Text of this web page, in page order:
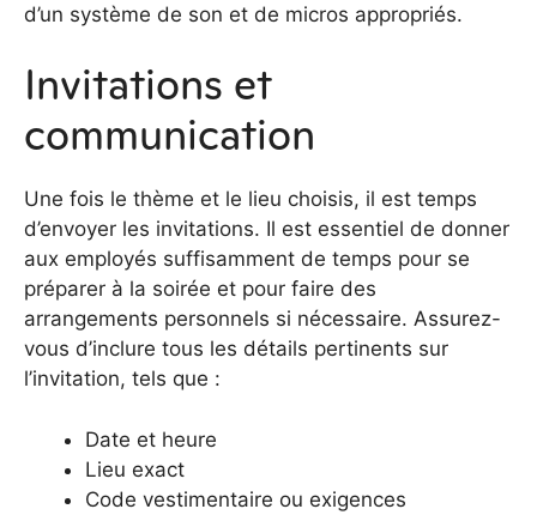
d’un système de son et de micros appropriés.
Invitations et
communication
Une fois le thème et le lieu choisis, il est temps
d’envoyer les invitations. Il est essentiel de donner
aux employés suffisamment de temps pour se
préparer à la soirée et pour faire des
arrangements personnels si nécessaire. Assurez-
vous d’inclure tous les détails pertinents sur
l’invitation, tels que :
Date et heure
Lieu exact
Code vestimentaire ou exigences